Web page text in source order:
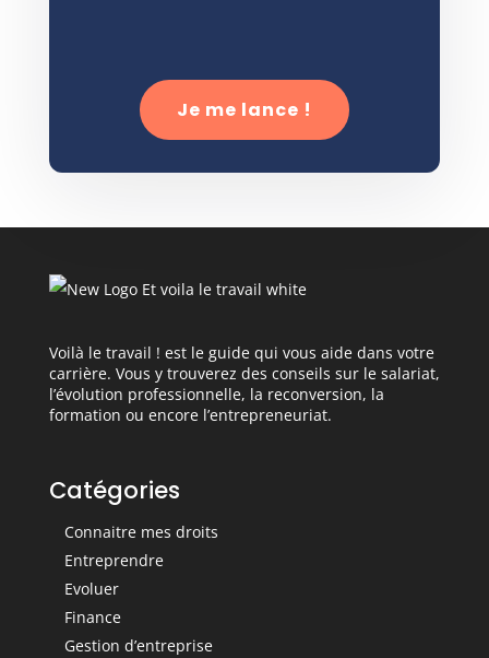
Je me lance !
Voilà le travail ! est le guide qui vous aide dans votre
carrière. Vous y trouverez des conseils sur le salariat,
l’évolution professionnelle, la reconversion, la
formation ou encore l’entrepreneuriat.
Catégories
Connaitre mes droits
Entreprendre
Evoluer
Finance
Gestion d’entreprise